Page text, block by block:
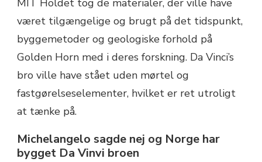
MIT Holdet tog de materialer, der ville have
været tilgængelige og brugt på det tidspunkt,
byggemetoder og geologiske forhold på
Golden Horn med i deres forskning. Da Vinci’s
bro ville have stået uden mørtel og
fastgørelseselementer, hvilket er ret utroligt
at tænke på.
Michelangelo sagde nej og Norge har
bygget Da Vinvi broen